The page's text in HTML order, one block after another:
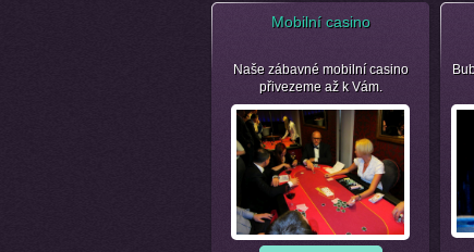
Mobilní casino
Naše zábavné mobilní casino
přivezeme až k Vám.